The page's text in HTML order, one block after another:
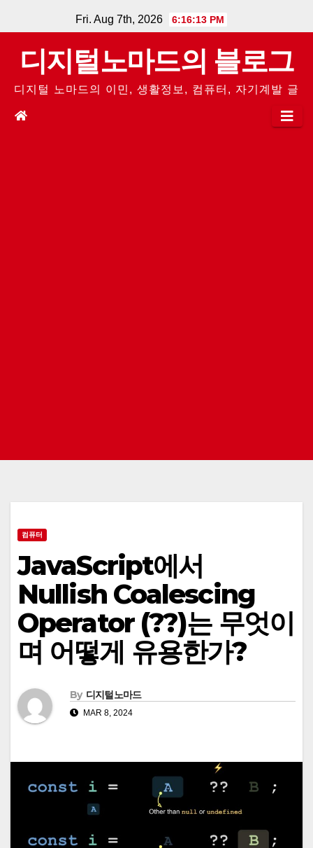
to
content
Fri. Aug 7th, 2026 6:16:14 PM
디지털노마드의 블로그
디지털 노마드의 이민, 생활정보, 컴퓨터, 자기계발 글
컴퓨터
JavaScript에서
Nullish Coalescing
Operator (??)는 무엇이
며 어떻게 유용한가?
By 디지털노마드
MAR 8, 2024